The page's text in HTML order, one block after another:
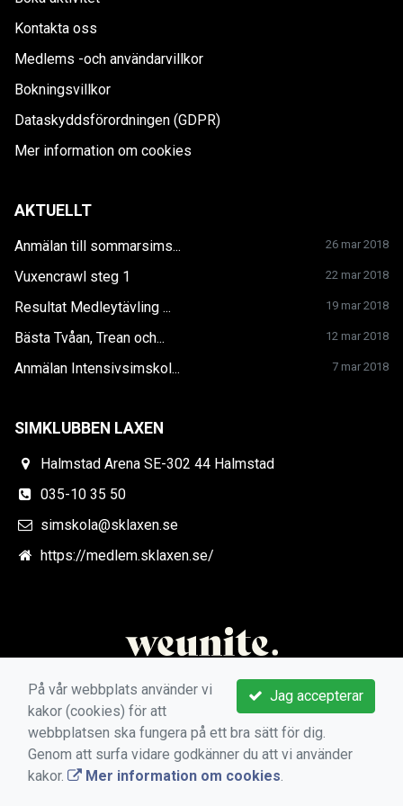
Kontakta oss
Medlems -och användarvillkor
Bokningsvillkor
Dataskyddsförordningen (GDPR)
Mer information om cookies
AKTUELLT
Anmälan till sommarsims... 26 mar 2018
Vuxencrawl steg 1 22 mar 2018
Resultat Medleytävling ... 19 mar 2018
Bästa Tvåan, Trean och... 12 mar 2018
Anmälan Intensivsimskol... 7 mar 2018
SIMKLUBBEN LAXEN
Halmstad Arena SE-302 44 Halmstad
035-10 35 50
simskola@sklaxen.se
https://medlem.sklaxen.se/
Jag accepterar
På vår webbplats använder vi
kakor (cookies) för att
webbplatsen ska fungera på ett bra sätt för dig.
Genom att surfa vidare godkänner du att vi använder
kakor.
Mer information om cookies.